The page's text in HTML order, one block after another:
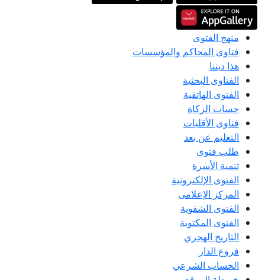
منهج الفتوى
فتاوى المحاكم والمؤسسات
هذا ديننا
الفتاوى البحثية
الفتوى الهاتفية
حساب الزكاة
فتاوى الأقليات
التعليم عن بعد
طلب فتوى
تنمية الأسرة
الفتوى الإلكترونية
المركز الإعلامى
الفتوى الشفوية
الفتوى المكتوبة
التاريخ الهجري
فروع الدار
الحساب الشرعي